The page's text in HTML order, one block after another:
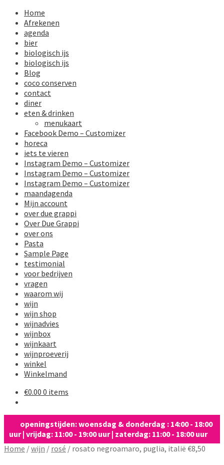
Home
Afrekenen
agenda
bier
biologisch ijs
biologisch ijs
Blog
coco conserven
contact
diner
eten & drinken
menukaart
Facebook Demo – Customizer
horeca
iets te vieren
Instagram Demo – Customizer
Instagram Demo – Customizer
Instagram Demo – Customizer
maandagenda
Mijn account
over due grappi
Over Due Grappi
over ons
Pasta
Sample Page
testimonial
voor bedrijven
vragen
waarom wij
wijn
wijn shop
wijnadvies
wijnbox
wijnkaart
wijnproeverij
winkel
Winkelmand
€0.00 0 items
openingstijden: woensdag & donderdag : 14:00 - 18:00
uur | vrijdag: 11:00 - 19:00 uur | zaterdag: 11:00 - 18:00 uur
Home /wijn / rosé / rosato negroamaro, puglia, italië €8,50